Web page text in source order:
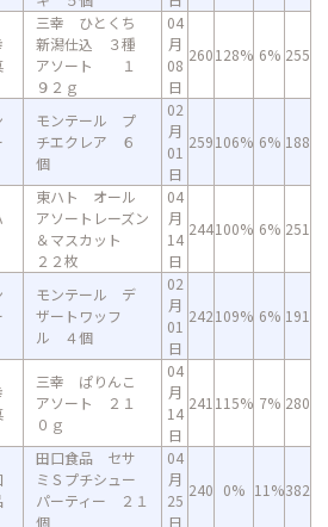
三幸 ひとくち
新潟仕込 ３種
アソート １
９２ｇ
04
月
08
日
260128% 6% 255
モンテール プ
チエクレア ６
個
02
月
01
日
259106% 6% 188
東ハト オール
アソートレーズン
＆マスカット
２２枚
04
月
14
日
244100% 6% 251
モンテール デ
ザートワッフ
ル ４個
02
月
01
日
242109% 6% 191
三幸 ぱりんこ
アソート ２１
０ｇ
04
月
14
日
241 115% 7% 280
田口食品 セサ
ミＳプチシュー
パーティー ２１
個
04
月
25
日
240 0% 11%382